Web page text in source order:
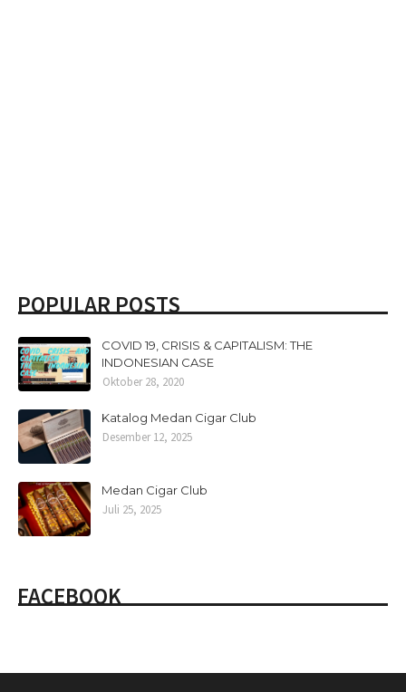
POPULAR POSTS
COVID 19, CRISIS & CAPITALISM: THE
INDONESIAN CASE
Oktober 28, 2020
Katalog Medan Cigar Club
Desember 12, 2025
Medan Cigar Club
Juli 25, 2025
FACEBOOK